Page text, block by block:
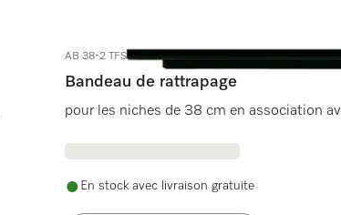
AB 38-2 TFSW
Bandeau de rattrapage
pour les niches de 38 cm en association
En stock avec livraison gratuite